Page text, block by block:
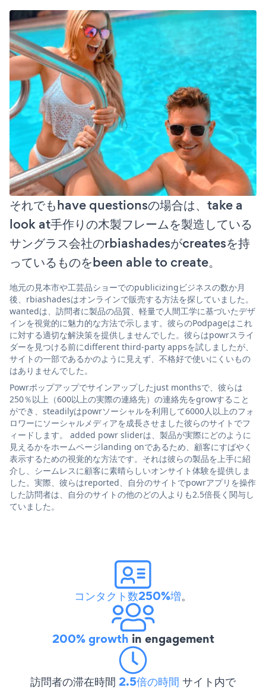
それでもhave questionsの場合は、take a
look at手作りの木製フレームを製造している
サングラス会社のrbiashadesがcreatesを持
っているものをbeen able to create。
地元の見本市や工芸品ショーでのpublicizingビジネスの数か月
後、rbiashadesはオンラインで販売する方法を探していました。
wantedは、訪問者に製品の品質、軽量で人間工学に基づいたデザ
インを視覚的に魅力的な方法で示します。彼らのPodpageはこれ
に対する適切な解決策を提供しませんでした。彼らはpowrスライ
ダーを見つける前にdifferent third-party appsを試しましたが、
サイトの一部であるかのように見えず、不格好で使いにくいもの
はありませんでした。
Powrポップアップでサインアップしたjust monthsで、彼らは
250％以上（600以上の実際の連絡先）の連絡先をgrowすること
ができ、steadilyはpowrソーシャルを利用して6000人以上のフォ
ロワーにソーシャルメディアを成長させました彼らのサイトでフ
ィードします。 added powr sliderは、製品が実際にどのように
見えるかをホームページlanding onであるため、顧客にすばやく
表示するための視覚的な方法です。それは彼らの製品を上手に紹
介し、シームレスに顧客に素晴らしいオンサイト体験を提供しま
した。実際、彼らはreported、自分のサイトでpowrアプリを操作
した訪問者は、自分のサイトの他のどの人よりも2.5倍長く関与し
ていました。
コンタクト数250%増。
200% growth in engagement
訪問者の滞在時間 2.5倍の時間 サイト内で